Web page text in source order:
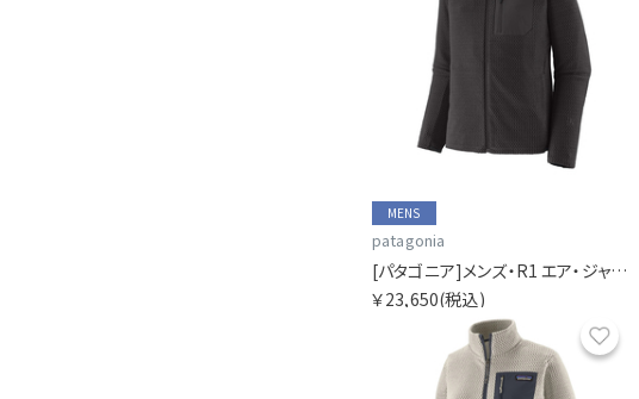
MENS
patagonia
[パタゴニア]メンズ・R1 エア・ジャケット
￥23,650(税込)